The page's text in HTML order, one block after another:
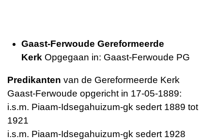
Gaast-Ferwoude Gereformeerde
Kerk Opgegaan in: Gaast-Ferwoude PG
Predikanten van de Gereformeerde Kerk
Gaast-Ferwoude opgericht in 17-05-1889:
i.s.m. Piaam-Idsegahuizum-gk sedert 1889 tot
1921
i.s.m. Piaam-Idsegahuizum-gk sedert 1928